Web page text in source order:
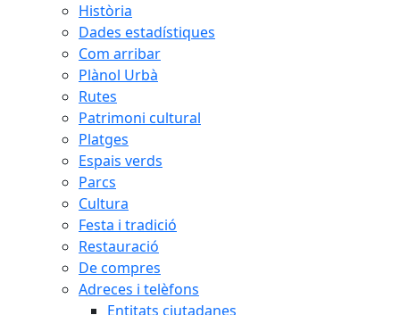
Història
Dades estadístiques
Com arribar
Plànol Urbà
Rutes
Patrimoni cultural
Platges
Espais verds
Parcs
Cultura
Festa i tradició
Restauració
De compres
Adreces i telèfons
Entitats ciutadanes